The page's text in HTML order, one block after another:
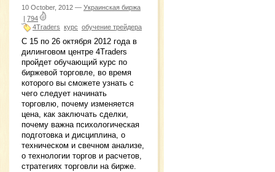
10 October, 2012 — Украинская биржа
| 794
4Traders курс обучение трейдера
С 15 по 26 октября 2012 года в
дилинговом центре 4Traders
пройдет обучающий курс по
биржевой торговле, во время
которого вы сможете узнать с
чего следует начинать
торговлю, почему изменяется
цена, как заключать сделки,
почему важна психологическая
подготовка и дисциплина, о
техническом и свечном анализе,
о технологии торгов и расчетов,
стратегиях торговли на бирже.